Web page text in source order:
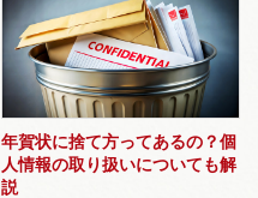
年賀状に捨て方ってあるの？個
人情報の取り扱いについても解
説